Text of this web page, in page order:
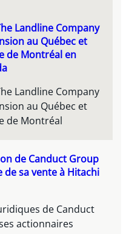
Landline Company
au Québec et
de Montréal en
Landline Company
au Québec et
de Montréal
de Canduct Group
de sa vente à Hitachi
de Canduct
actionnaires